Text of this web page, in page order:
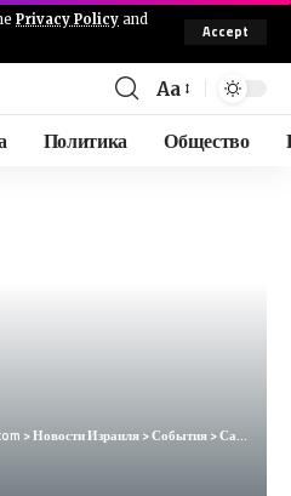
Privacy Policy and
Accept
Aa
Политика Общество
>Новости Израиля>События>Сапир Липкин -: Саудовский канал «Aль-Хадат» также сообщает: атака в Дахии была нацелена на высокопо